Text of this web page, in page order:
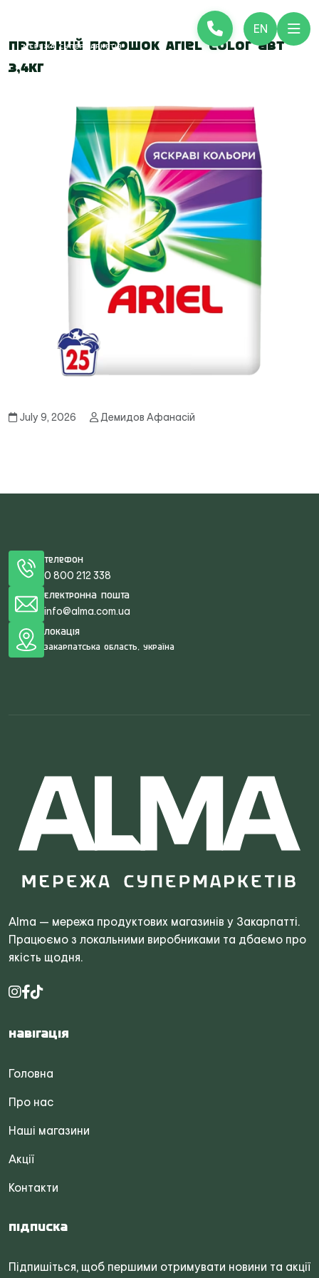
EN
Пральний порошок Ariel Color авт
3,4кг
July 9, 2026 Демидов Афанасій
Телефон
0 800 212 338
Електронна пошта
info@alma.com.ua
Локація
Закарпатська область, Україна
Alma — мережа продуктових магазинів у Закарпатті.
Працюємо з локальними виробниками та дбаємо про
якість щодня.
Навігація
Головна
Про нас
Наші магазини
Акції
Контакти
Підписка
Підпишіться, щоб першими отримувати новини та акції